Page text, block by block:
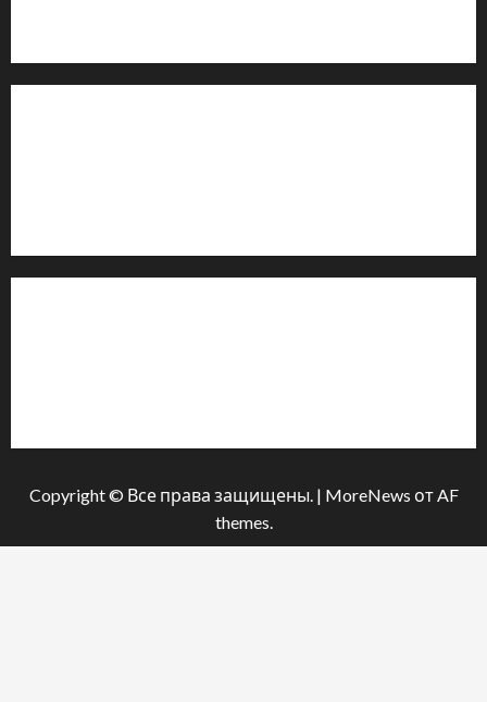
Copyright © Все права защищены. | MoreNews от AF
themes.